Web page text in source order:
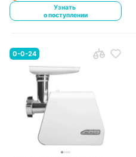
Узнать
о поступлении
0-0-24